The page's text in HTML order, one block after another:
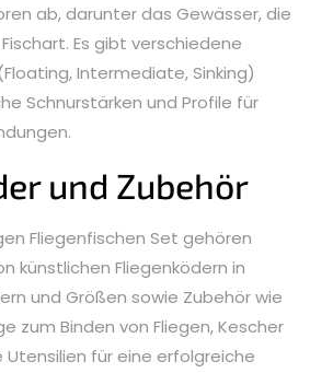
ab, darunter das Gewässer, die
Es gibt verschiedene
Intermediate, Sinking)
Schnurstärken und Profile für
und Zubehör
Fliegenfischen Set gehören
künstlichen Fliegenködern in
und Größen sowie Zubehör wie
zum Binden von Fliegen, Kescher
für eine erfolgreiche